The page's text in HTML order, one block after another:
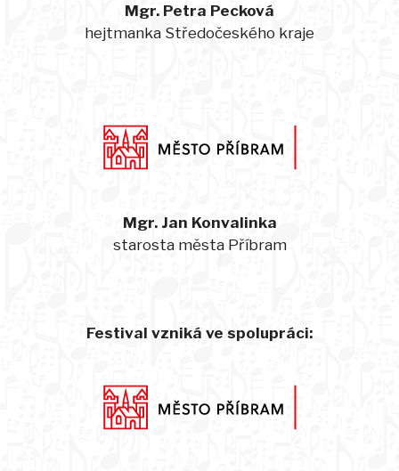
Mgr. Petra Pecková
hejtmanka Středočeského kraje
Mgr. Jan Konvalinka
starosta města Příbram
Festival vzniká ve spolupráci: